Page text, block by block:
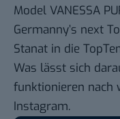
Model VANESSA
Germanny’s next
Stanat in die
Was lässt sich
funktionieren nach
Instagram.